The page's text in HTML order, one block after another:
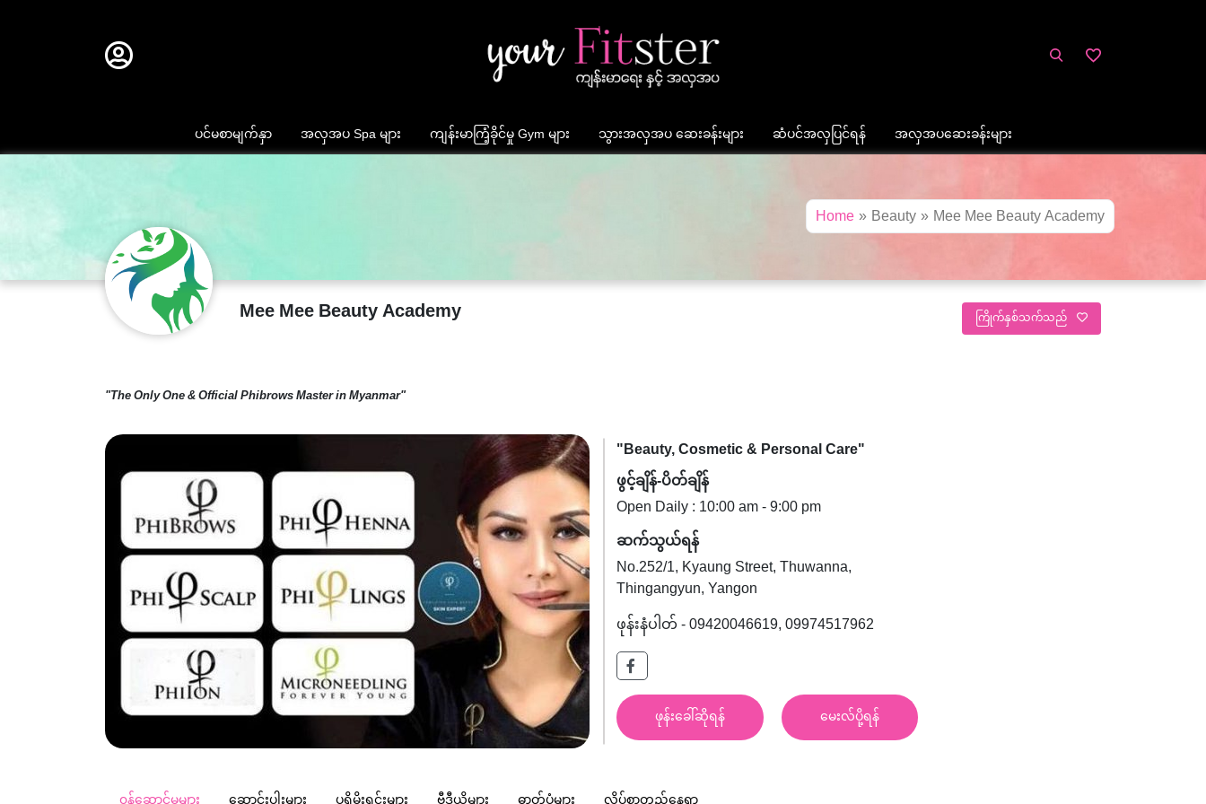
ပင်မစာမျက်နှာ အလှအပ Spa များ ကျန်းမာကြံ့ခိုင်မှု Gym များ သွားအလှအပ ဆေးခန်းများ ဆံပင်အလှပြင်ရန် အလှအပဆေးခန်းများ
Home»Beauty»Mee Mee Beauty Academy
Mee Mee Beauty Academy ကြိုက်နှစ်သက်သည်
"The Only One & Official Phibrows Master in Myanmar"
"Beauty, Cosmetic & Personal Care"
ဖွင့်ချိန်-ပိတ်ချိန်
Open Daily : 10:00 am - 9:00 pm
ဆက်သွယ်ရန်
No.252/1, Kyaung Street, Thuwanna,
Thingangyun, Yangon
ဖုန်းနံပါတ် - 09420046619, 09974517962
ဖုန်းခေါ်ဆိုရန် မေးလ်ပို့ရန်